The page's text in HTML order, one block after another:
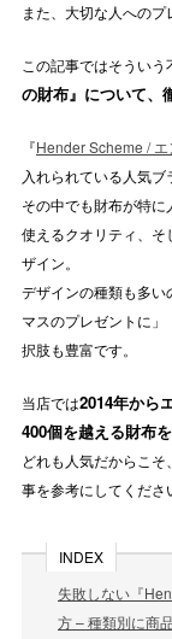
また、大切な人へのプ
この記事ではそうい
の財布』について、
『Hender Scheme /
入れられている人気ブ
その中でも財布が特に
使えるクオリティ、
ザイン。
デザインの種類も多い
マスのプレゼントに
択肢も豊富です。
当店では2014年から
400個を越える財布
どれも人気だからこ
事を参考にしてくださ
INDEX
失敗しない『
方 – 種類別に商